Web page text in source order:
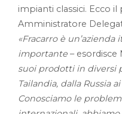
impianti classici. Ecco il
Amministratore
«Fracarro è
importante – esordisce
suoi prodotti in diversi
Tailandia, dalla Russia
Conosciamo le